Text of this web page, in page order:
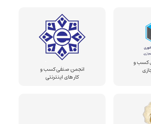
کسب و
انجمن صنفی کسب و
کار های اینترنتی